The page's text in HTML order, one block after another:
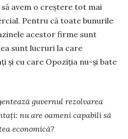
avem o creștere tot mai
Pentru că toate bunurile
acestor firme sunt
sunt lucruri la care
și cu care Opoziția nu-și bate
guvernul rezolvarea
nu are oameni capabili să
economică?